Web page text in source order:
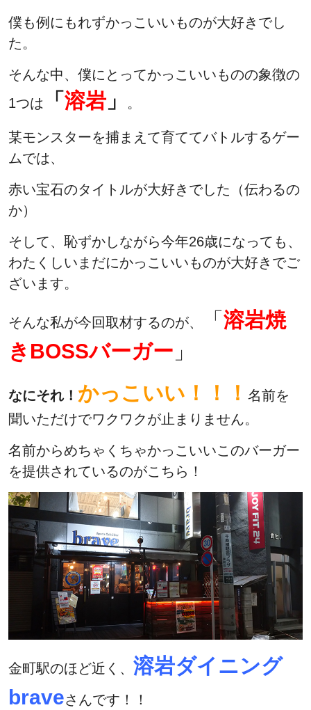
僕も例にもれずかっこいいものが大好きでし
た。
そんな中、僕にとってかっこいいものの象徴の
1つは
「 溶岩 」 。
某モンスターを捕まえて育ててバトルするゲー
ムでは、
赤い宝石のタイトルが大好きでした（伝わるの
か）
そして、恥ずかしながら今年26歳になっても、
わたくしいまだにかっこいいものが大好きでご
ざいます。
そんな私が今回取材するのが、 「 溶岩焼
きBOSSバーガー 」
なにそれ！ かっこいい！！！ 名前を
聞いただけでワクワクが止まりません。
名前からめちゃくちゃかっこいいこのバーガー
を提供されているのがこちら！
金町駅のほど近く、 溶岩ダイニング
braveさんです！！